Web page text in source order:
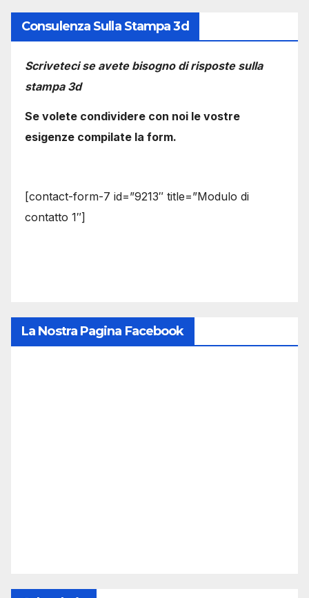
Consulenza Sulla Stampa 3d
Scriveteci se avete bisogno di risposte sulla
stampa 3d
Se volete condividere con noi le vostre
esigenze compilate la form.
[contact-form-7 id=”9213″ title=”Modulo di
contatto 1″]
La Nostra Pagina Facebook